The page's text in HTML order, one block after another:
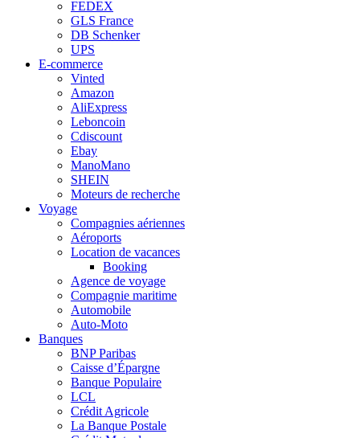
FEDEX
GLS France
DB Schenker
UPS
E-commerce
Vinted
Amazon
AliExpress
Leboncoin
Cdiscount
Ebay
ManoMano
SHEIN
Moteurs de recherche
Voyage
Compagnies aériennes
Aéroports
Location de vacances
Booking
Agence de voyage
Compagnie maritime
Automobile
Auto-Moto
Banques
BNP Paribas
Caisse d’Épargne
Banque Populaire
LCL
Crédit Agricole
La Banque Postale